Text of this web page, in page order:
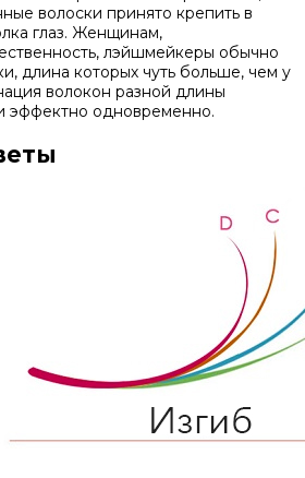
волоски принято крепить в
глаз. Женщинам,
лэйшмейкеры обычно
длина которых чуть больше, чем у
волокон разной длины
эффектно одновременно.